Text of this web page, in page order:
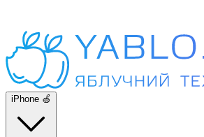
iPhone 🍏